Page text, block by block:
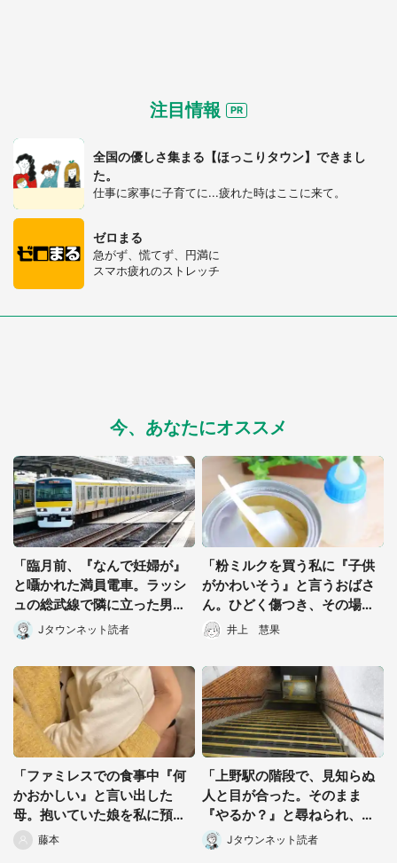
注目情報
全国の優しさ集まる【ほっこりタウン】できまし
た。
仕事に家事に子育てに...疲れた時はここに来て。
ゼロまる
急がず、慌てず、円満に
スマホ疲れのストレッチ
今、あなたにオススメ
「臨月前、『なんで妊婦が』
と囁かれた満員電車。ラッシ
ュの総武線で隣に立った男性
客に...」（東京都・40代女
性）
Jタウンネット読者
「粉ミルクを買う私に『子供
がかわいそう』と言うおばさ
ん。ひどく傷つき、その場を
離れようとすると...」（群馬
県・30代女性）
井上 慧果
「ファミレスでの食事中『何
かおかしい』と言い出した
母。抱いていた娘を私に預け
た直後...」（千葉県・40代女
性）
藤本
「上野駅の階段で、見知らぬ
人と目が合った。そのまま
『やるか？』と尋ねられ、私
たちは2人ですぐさま...」（茨
城県・70代男性）
Jタウンネット読者